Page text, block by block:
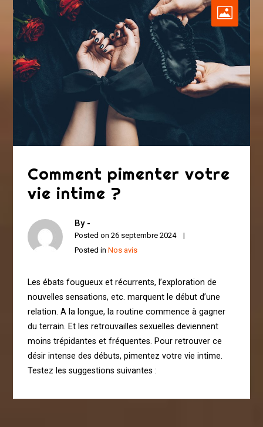
Comment pimenter votre
vie intime ?
By -
Posted on26 septembre 2024
Posted inNos avis
Les ébats fougueux et récurrents, l’exploration de
nouvelles sensations, etc. marquent le début d’une
relation. A la longue, la routine commence à gagner
du terrain. Et les retrouvailles sexuelles deviennent
moins trépidantes et fréquentes. Pour retrouver ce
désir intense des débuts, pimentez votre vie intime.
Testez les suggestions suivantes :